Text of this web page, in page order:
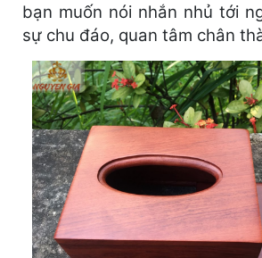
bạn muốn nói nhắn nhủ tới
sự chu đáo, quan tâm chân